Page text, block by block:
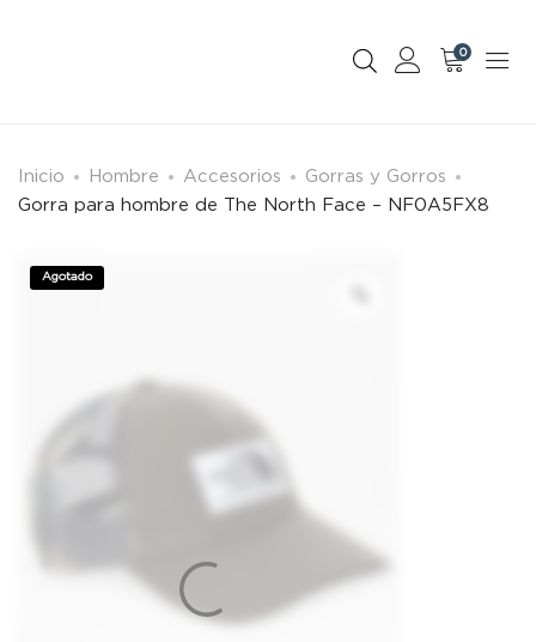
0
Inicio Hombre Accesorios
Gorras y Gorros
Gorra para hombre de The North Face – NF0A5FX8
Agotado